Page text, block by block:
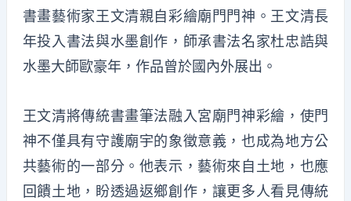
書畫藝術家王文清親自彩繪廟門門神。王文清長
年投入書法與水墨創作，師承書法名家杜忠誥與
水墨大師歐豪年，作品曾於國內外展出。
王文清將傳統書畫筆法融入宮廟門神彩繪，使門
神不僅具有守護廟宇的象徵意義，也成為地方公
共藝術的一部分。他表示，藝術來自土地，也應
回饋土地，盼透過返鄉創作，讓更多人看見傳統